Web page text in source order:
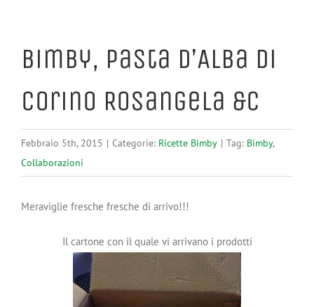
Bimby, Pasta d’Alba di
Corino Rosangela &C
Febbraio 5th, 2015 | Categorie: Ricette Bimby | Tag: Bimby,
Collaborazioni
Meraviglie fresche fresche di arrivo!!!
Il cartone con il quale vi arrivano i prodotti